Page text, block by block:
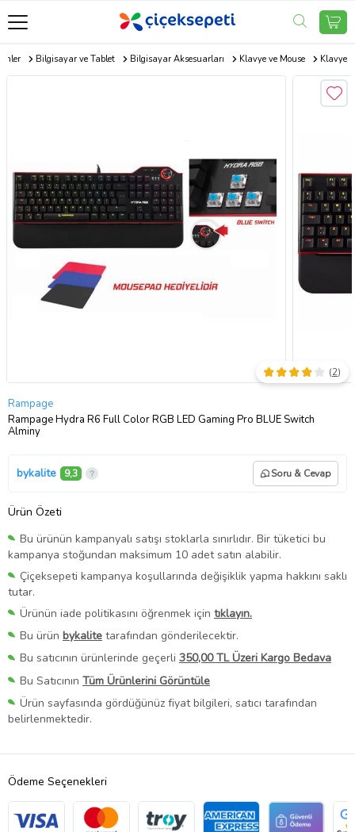
Bilgisayar ve Tablet Bilgisayar Aksesuarları Klavye ve Mouse Klavye
Rampage
Rampage Hydra R6 Full Color RGB LED Gaming Pro BLUE Switch
Alminy
(2)
bykalite 9,3 Soru & Cevap
Ürün Özeti
Bu ürünün kampanyalı satışı stoklarla sınırlıdır. Bir tüketici bu
kampanya stoğundan maksimum 10 adet satın alabilir.
Çiçeksepeti kampanya koşullarında değişiklik yapma hakkını saklı
tutar.
Ürünün iade politikasını öğrenmek için tıklayın.
Bu ürün bykalite tarafından gönderilecektir.
Bu satıcının ürünlerinde geçerli 350,00 TL Üzeri Kargo Bedava
Bu Satıcının Tüm Ürünlerini Görüntüle
Ürün sayfasında gördüğünüz fiyat bilgileri, satıcı tarafından
belirlenmektedir.
Ödeme Seçenekleri